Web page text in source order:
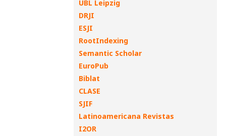
UBL Leipzig
DRJI
ESJI
RootIndexing
Semantic Scholar
EuroPub
Biblat
CLASE
SJIF
Latinoamericana Revistas
I2OR